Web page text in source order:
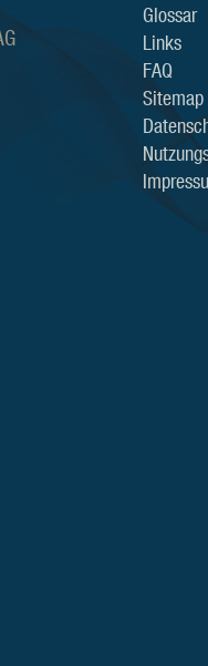
Glossar
Links
FAQ
Sitemap